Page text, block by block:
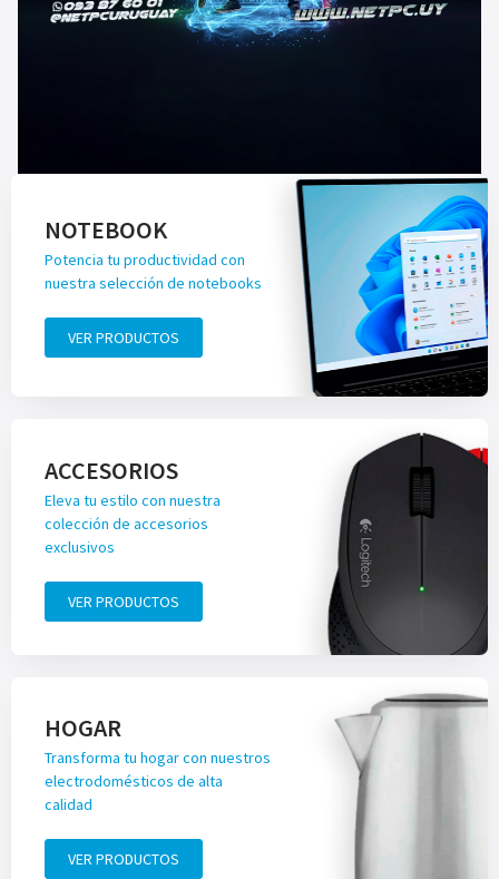
NOTEBOOK
Potencia tu productividad con
nuestra selección de notebooks
VER PRODUCTOS
ACCESORIOS
Eleva tu estilo con nuestra
colección de accesorios
exclusivos
VER PRODUCTOS
HOGAR
Transforma tu hogar con nuestros
electrodomésticos de alta
calidad
VER PRODUCTOS